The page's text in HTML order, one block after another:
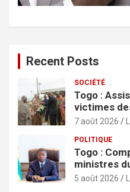
Recent Posts
SOCIÉTÉ
Togo :
victimes
7 août 2026
POLITIQUE
Togo :
ministres
5 août 2026